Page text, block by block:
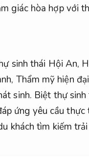
giác hòa hợp với
sinh thái Hội An,
Thẩm mỹ hiện
sinh. Biệt thự
ứng yêu cầu
khách tìm kiếm